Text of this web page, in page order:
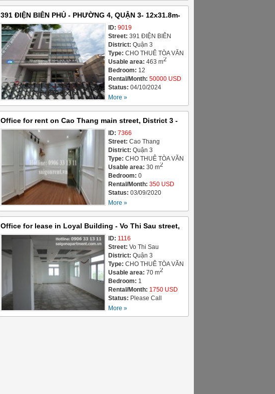
391 ĐIỆN BIÊN PHỦ - PHƯỜNG 4, QUẬN 3- 12x31.8m-
Giá Cho Thuê 1.250.000.000 VND ( 50.000 USD)
ID: 9019
Street: 391 ĐIỆN BIÊN
PHỦ, PHƯỜNG 4,
District: Quận 3
Type: CHO THUÊ TÒA VĂN
PHÒNG / OFFICE
BUILDING FOR LEASE
Usable area: 463 m2
Bedroom: 12
Rental/Month: 50000 USD
Status: 04/10/2024
More »
Office for rent on Cao Thang main street, District 3 -
30sqm - 350 USD
ID: 7366
Street: Cao Thang
District: Quận 3
Type: CHO THUÊ TÒA VĂN
PHÒNG / OFFICE
BUILDING FOR LEASE
Usable area: 30 m2
Bedroom: 0
Rental/Month: 350 USD
Status: 03/09/2020
More »
Office for lease in Loyal Building - Vo Thi Sau street,
ward 6, District 3-Ho Chi Minh city- 25 USD/ m2 -
70sqm - 1750 USD
ID: 1116
Street: Vo Thi Sau
District: Quận 3
Type: CHO THUÊ TÒA VĂN
PHÒNG / OFFICE
BUILDING FOR LEASE
Usable area: 70 m2
Bedroom: 1
Rental/Month: 1750 USD
Status: Please Call
More »